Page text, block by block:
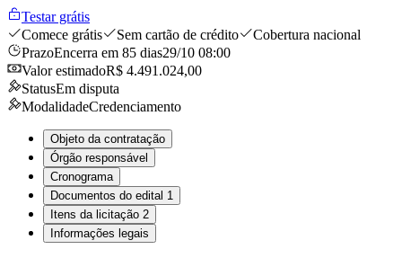
Testar grátis
Comece grátis
Sem cartão de crédito
Cobertura nacional
PrazoEncerra em 85 dias29/10 08:00
Valor estimadoR$ 4.491.024,00
StatusEm disputa
ModalidadeCredenciamento
Objeto da contratação
Órgão responsável
Cronograma
Documentos do edital 1
Itens da licitação 2
Informações legais